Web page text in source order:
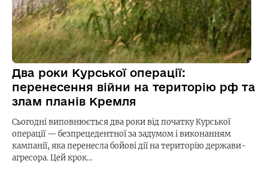
Два роки Курської операції:
перенесення війни на територію рф та
злам планів Кремля
Сьогодні виповнюється два роки від початку Курської
операції — безпрецедентної за задумом і виконанням
кампанії, яка перенесла бойові дії на територію держави-
агресора. Цей крок…